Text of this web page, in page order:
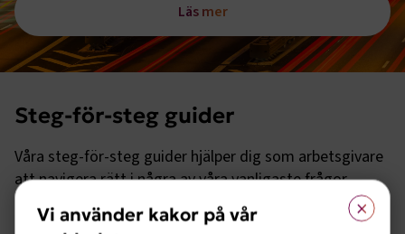
Läs mer
Steg-för-steg guider
Våra steg-för-steg guider hjälper dig som arbetsgivare
att navigera rätt i några av våra vanligaste frågor,
exempelvis hur du ska gå tillväga om du vill anställa
eller säga upp personal.
×
Vi använder kakor på vår